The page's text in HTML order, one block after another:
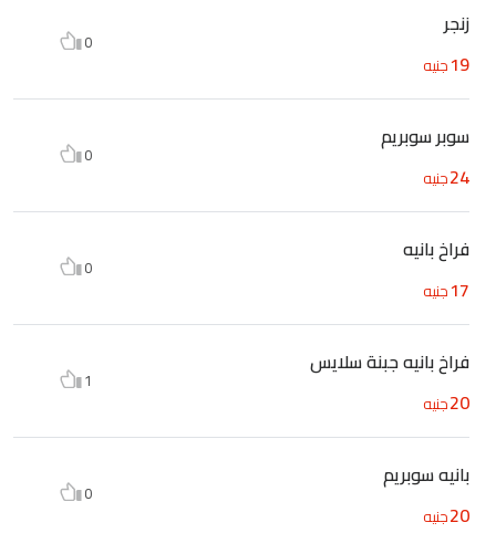
زنجر
19جنيه
0
سوبر سوبريم
24جنيه
0
فراخ بانيه
17جنيه
0
فراخ بانيه جبنة سلايس
20جنيه
1
بانيه سوبريم
20جنيه
0